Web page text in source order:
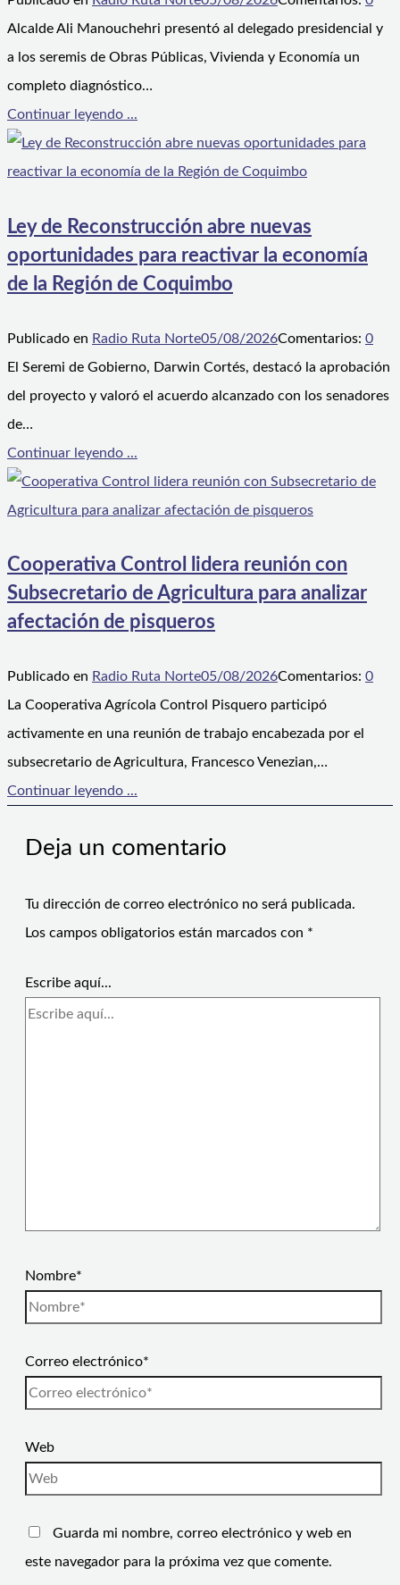
Alcalde Ali Manouchehri presentó al delegado presidencial y
a los seremis de Obras Públicas, Vivienda y Economía un
completo diagnóstico…
Continuar leyendo ...
Ley de Reconstrucción abre nuevas
oportunidades para reactivar la economía
de la Región de Coquimbo
Publicado en Radio Ruta Norte05/08/2026Comentarios: 0
El Seremi de Gobierno, Darwin Cortés, destacó la aprobación
del proyecto y valoró el acuerdo alcanzado con los senadores
de…
Continuar leyendo ...
Cooperativa Control lidera reunión con
Subsecretario de Agricultura para analizar
afectación de pisqueros
Publicado en Radio Ruta Norte05/08/2026Comentarios: 0
La Cooperativa Agrícola Control Pisquero participó
activamente en una reunión de trabajo encabezada por el
subsecretario de Agricultura, Francesco Venezian,…
Continuar leyendo ...
Deja un comentario
Tu dirección de correo electrónico no será publicada.
Los campos obligatorios están marcados con *
Escribe aquí...
Nombre*
Correo electrónico*
Web
Guarda mi nombre, correo electrónico y web en
este navegador para la próxima vez que comente.